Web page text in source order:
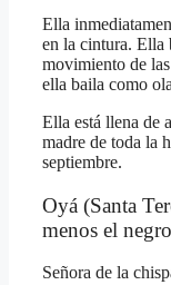
Ella
en la cintura. Ella
movimiento de
ella baila como
Ella está llena de
madre de toda la
septiembre.
Oyá (Santa
menos el
Señora de la